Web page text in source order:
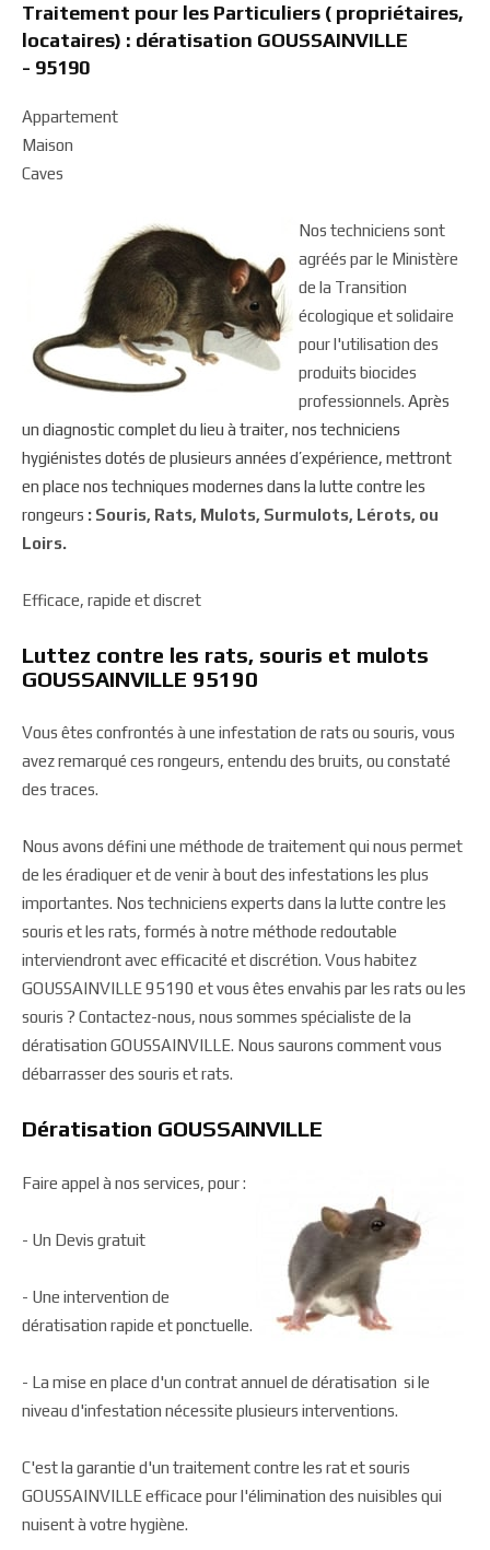
Traitement pour les Particuliers ( propriétaires,
locataires) : dératisation GOUSSAINVILLE
- 95190
Appartement
Maison
Caves
Nos techniciens sont
agréés par le Ministère
de la Transition
écologique et solidaire
pour l'utilisation des
produits biocides
professionnels. Après
un diagnostic complet du lieu à traiter, nos techniciens
hygiénistes dotés de plusieurs années d’expérience, mettront
en place nos techniques modernes dans la lutte contre les
rongeurs : Souris, Rats, Mulots, Surmulots, Lérots, ou
Loirs.
Efficace, rapide et discret
Luttez contre les rats, souris et mulots
GOUSSAINVILLE 95190
Vous êtes confrontés à une infestation de rats ou souris, vous
avez remarqué ces rongeurs, entendu des bruits, ou constaté
des traces.
Nous avons défini une méthode de traitement qui nous permet
de les éradiquer et de venir à bout des infestations les plus
importantes. Nos techniciens experts dans la lutte contre les
souris et les rats, formés à notre méthode redoutable
interviendront avec efficacité et discrétion. Vous habitez
GOUSSAINVILLE 95190 et vous êtes envahis par les rats ou les
souris ? Contactez-nous, nous sommes spécialiste de la
dératisation GOUSSAINVILLE. Nous saurons comment vous
débarrasser des souris et rats.
Dératisation GOUSSAINVILLE
Faire appel à nos services, pour :
- Un Devis gratuit
- Une intervention de
dératisation rapide et ponctuelle.
- La mise en place d'un contrat annuel de dératisation si le
niveau d'infestation nécessite plusieurs interventions.
C'est la garantie d'un traitement contre les rat et souris
GOUSSAINVILLE efficace pour l'élimination des nuisibles qui
nuisent à votre hygiène.